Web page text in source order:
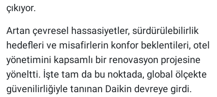
çıkıyor.
Artan çevresel hassasiyetler, sürdürülebilirlik
hedefleri ve misafirlerin konfor beklentileri, otel
yönetimini kapsamlı bir renovasyon projesine
yöneltti. İşte tam da bu noktada, global ölçekte
güvenilirliğiyle tanınan Daikin devreye girdi.